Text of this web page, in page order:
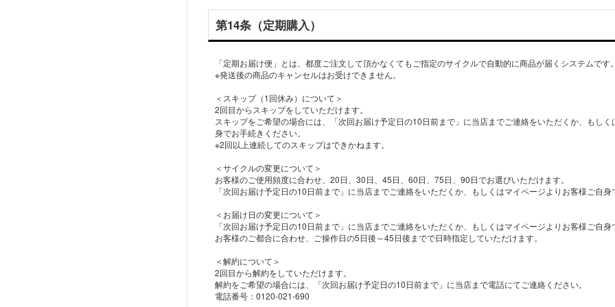
第14条（定期購入）
「定期お届け便」とは、都度ご注文して頂かなくてもご指定のサイクルで自動的に商品が届くシステムです
※発送後の商品のキャンセルはお受けできません。
＜スキップ（1回休み）について＞
2回目からスキップをしていただけます。
スキップをご希望の場合には、「次回お届け予定日の10日前まで」に当店までご連絡をいただくか、もし
身でお手続きください。
※2回以上連続してのスキップはできかねます。
＜サイクルの変更について＞
お客様のご使用頻度に合わせ、20日、30日、45日、60日、75日、90日でお選びいただけます。
「次回お届け予定日の10日前まで」に当店までご連絡をいただくか、もしくはマイページよりお客様ご自
＜お届け日の変更について＞
「次回お届け予定日の10日前まで」に当店までご連絡をいただくか、もしくはマイページよりお客様ご自
お客様のご都合に合わせ、ご操作日の5日後～45日後までで日時指定していただけます。
＜解約について＞
2回目から解約をしていただけます。
解約をご希望の場合には、「次回お届け予定日の10日前まで」に当店まで電話にてご連絡ください。
電話番号：0120-021-690